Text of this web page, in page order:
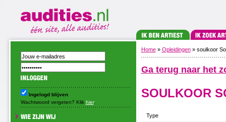
Ingelogd blijven
Wachtwoord vergeten? Klik hier.
Home » Opleidingen » soulkoor
Ga terug naar het
SOULKOOR
Type